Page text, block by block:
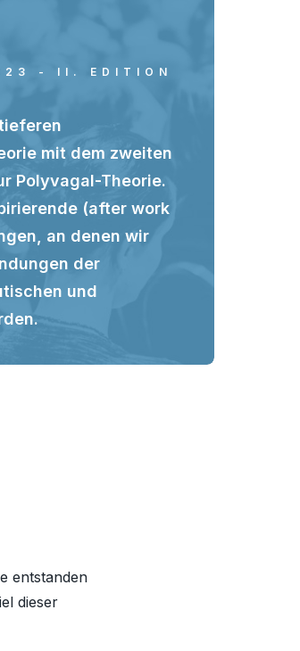
- II. EDITION
mit dem zweiten
Polyvagal-Theorie.
(after work
an denen wir
der
und
entstanden
dieser